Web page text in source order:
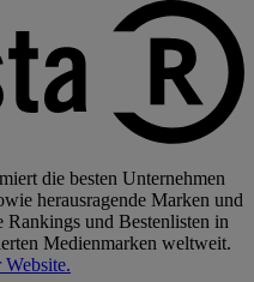
die besten Unternehmen
herausragende Marken und
und Bestenlisten in
Medienmarken weltweit.